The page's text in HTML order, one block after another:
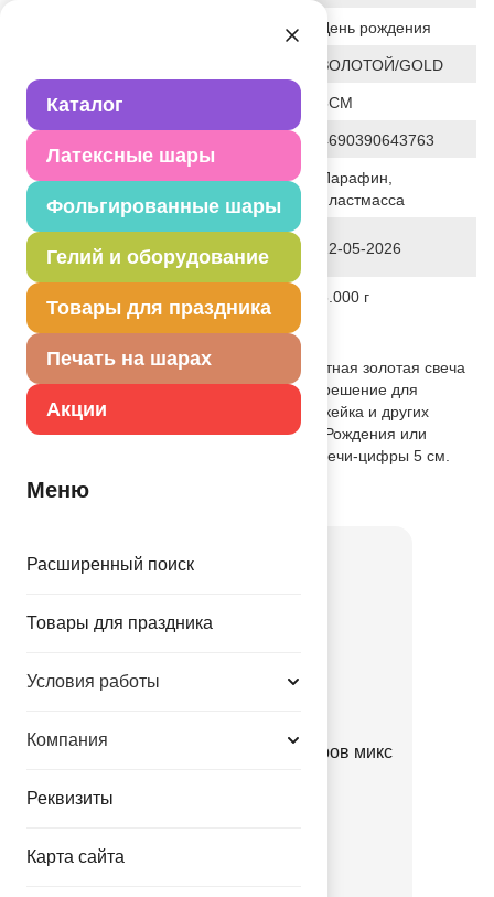
Каталог
Латексные шары
Фольгированные шары
Гелий и оборудование
Товары для праздника
Печать на шарах
Акции
Меню
Расширенный поиск
Товары для праздника
Условия работы
Компания
Реквизиты
Карта сайта
День рождения
ЗОЛОТОЙ/GOLD
Общие размеры 5СМ
4690390643763
Парафин,
пластмасса
Дата последнего изменения
элемента
22-05-2026
6.000 г
Описание товара
Декоративное украшение стола. Элегантная золотая свеча
на пике в форме цифры "0" - отличное решение для
украшения бенто-торта, пирожного, капкейка и других
десертов небольшого размера на День Рождения или
другое праздничное событие. Высота свечи-цифры 5 см.
Товар из коллекции
Набор Арка золотая из шаров микс